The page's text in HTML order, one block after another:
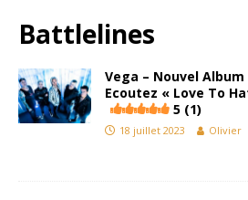
Battlelines
Vega – Nouvel
Ecoutez « Love To
5 (1)
18 juillet 2023 Olivier